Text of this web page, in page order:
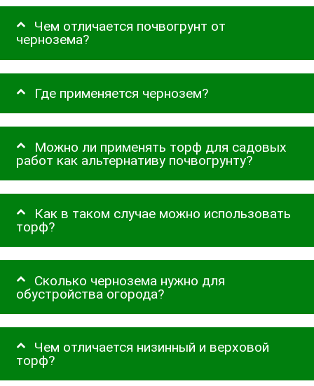
Чем отличается почвогрунт от
чернозема?
Где применяется чернозем?
Можно ли применять торф для садовых
работ как альтернативу почвогрунту?
Как в таком случае можно использовать
торф?
Сколько чернозема нужно для
обустройства огорода?
Чем отличается низинный и верховой
торф?